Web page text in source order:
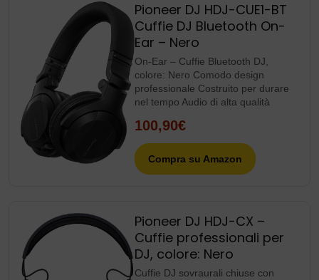
Pioneer DJ HDJ-CUE1-BT
Cuffie DJ Bluetooth On-
Ear – Nero
On-Ear – Cuffie Bluetooth DJ,
colore: Nero Comodo design
professionale Costruito per durare
nel tempo Audio di alta qualità
100,90€
Compra su Amazon
Pioneer DJ HDJ-CX –
Cuffie professionali per
DJ, colore: Nero
Cuffie DJ sovraurali chiuse con